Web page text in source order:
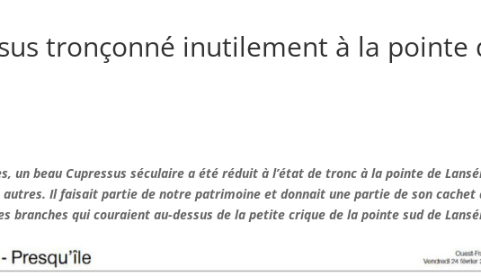
tronçonné inutilement à la pointe
un beau Cupressus séculaire a été réduit à l’état de tronc à la pointe de
autres. Il faisait partie de notre patrimoine et donnait une partie de son cachet
branches qui couraient au-dessus de la petite crique de la pointe sud de